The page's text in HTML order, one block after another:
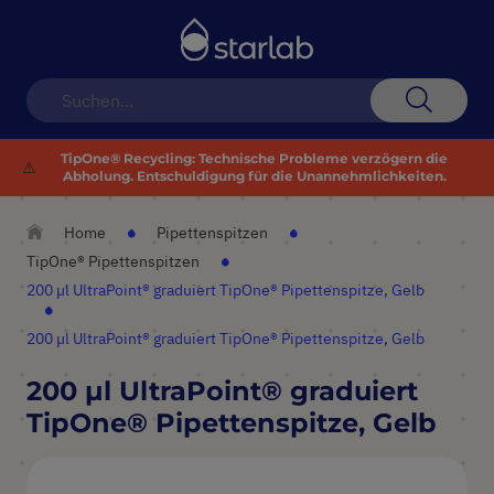
⚠️
TipOne® Recycling: Technische Probleme verzögern die
Abholung. Entschuldigung für die Unannehmlichkeiten.
Home
Pipettenspitzen
TipOne® Pipettenspitzen
200 µl UltraPoint® graduiert TipOne® Pipettenspitze, Gelb
200 µl UltraPoint® graduiert TipOne® Pipettenspitze, Gelb
200 µl UltraPoint® graduiert
TipOne® Pipettenspitze, Gelb